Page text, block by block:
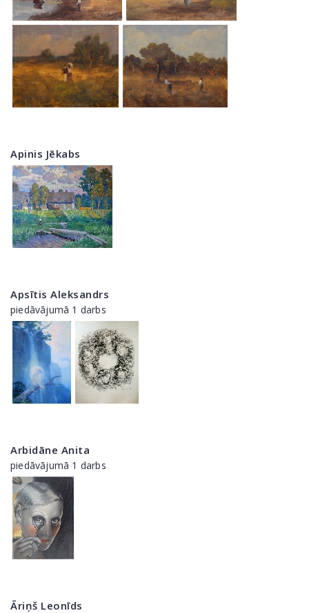
Apinis Jēkabs
Apsītis Aleksandrs
piedāvājumā 1 darbs
Arbidāne Anita
piedāvājumā 1 darbs
Āriņš Leonīds